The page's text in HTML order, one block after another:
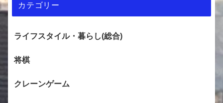
カテゴリー
ライフスタイル・暮らし(総合)
将棋
クレーンゲーム